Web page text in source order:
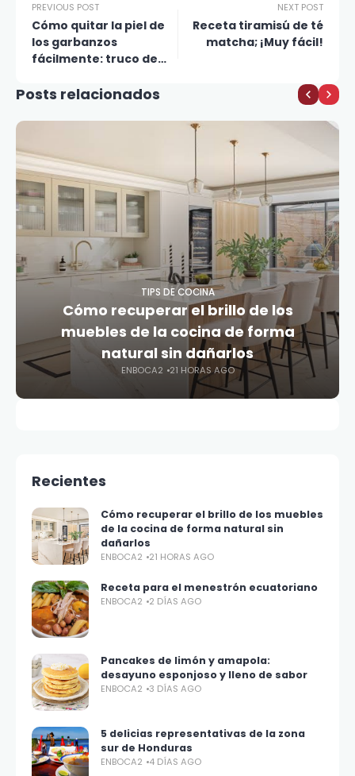
PREVIOUS POST
Cómo quitar la piel de
los garbanzos
fácilmente: truco de
NEXT POST
Receta tiramisú de té
matcha; ¡Muy fácil!
Posts relacionados
TIPS DE COCINA
Cómo recuperar el brillo de los
muebles de la cocina de forma
natural sin dañarlos
ENBOCA2 21 HORAS AGO
Recientes
Cómo recuperar el brillo de los muebles
de la cocina de forma natural sin
dañarlos
ENBOCA2 21 HORAS AGO
Receta para el menestrón ecuatoriano
ENBOCA2 2 DÍAS AGO
Pancakes de limón y amapola:
desayuno esponjoso y lleno de sabor
ENBOCA2 3 DÍAS AGO
5 delicias representativas de la zona
sur de Honduras
ENBOCA2 4 DÍAS AGO